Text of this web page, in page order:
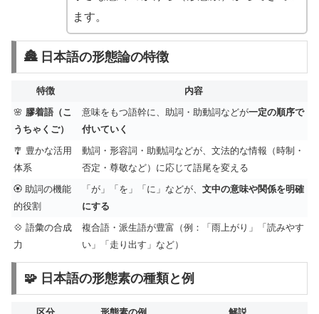
ます。
🏯 日本語の形態論の特徴
特徴
内容
🌸 膠着語（こ
うちゃくご）
意味をもつ語幹に、助詞・助動詞などが一定の順序で
付いていく
🎐 豊かな活用
体系
動詞・形容詞・助動詞などが、文法的な情報（時制・
否定・尊敬など）に応じて語尾を変える
🏵 助詞の機能
的役割
「が」「を」「に」などが、 文中の意味や関係を明確
にする
💠 語彙の合成
力
複合語・派生語が豊富（例：「雨上がり」「読みやす
い」「走り出す」など）
🧩 日本語の形態素の種類と例